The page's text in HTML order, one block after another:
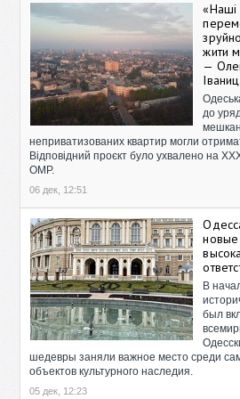
«Наші
жити
—
до
неприватизованих квартир могли
Відповідний проєкт було ухвалено на
ОМР.
06 дек, 12:51
новые
В
был
шедевры заняли важное место среди
объектов культурного наследия.
05 дек, 12:23